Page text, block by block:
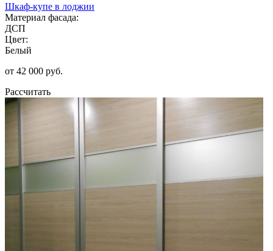
Шкаф-купе в лоджии
Материал фасада:
ДСП
Цвет:
Белый
от 42 000 руб.
Рассчитать